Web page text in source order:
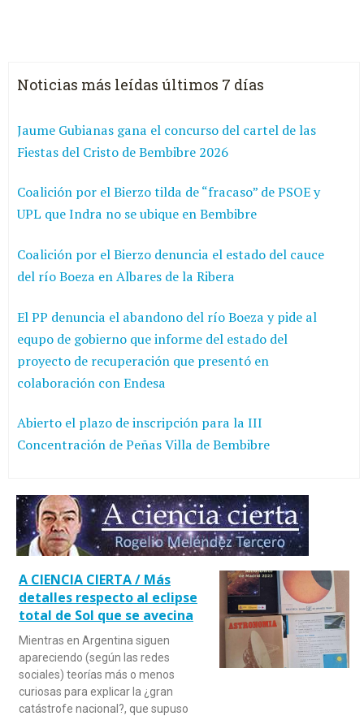
Noticias más leídas últimos 7 días
Jaume Gubianas gana el concurso del cartel de las
Fiestas del Cristo de Bembibre 2026
Coalición por el Bierzo tilda de “fracaso” de PSOE y
UPL que Indra no se ubique en Bembibre
Coalición por el Bierzo denuncia el estado del cauce
del río Boeza en Albares de la Ribera
El PP denuncia el abandono del río Boeza y pide al
equpo de gobierno que informe del estado del
proyecto de recuperación que presentó en
colaboración con Endesa
Abierto el plazo de inscripción para la III
Concentración de Peñas Villa de Bembibre
A CIENCIA CIERTA / Más
detalles respecto al eclipse
total de Sol que se avecina
Mientras en Argentina siguen
apareciendo (según las redes
sociales) teorías más o menos
curiosas para explicar la ¿gran
catástrofe nacional?, que supuso